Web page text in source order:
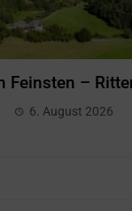
Feinsten –
6. August 2026